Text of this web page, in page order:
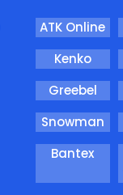
ATK Online
Kenko
Greebel
Snowman
Bantex